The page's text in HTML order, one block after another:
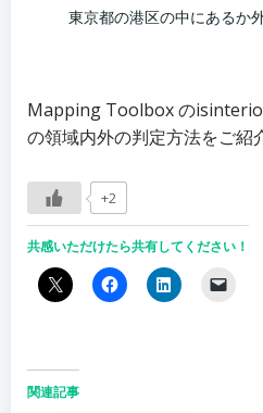
東京都の港区の中にあるか
Mapping Toolbox の
の領域内外の判定方法をご紹
+2
共感いただけたら共有してください！
関連記事